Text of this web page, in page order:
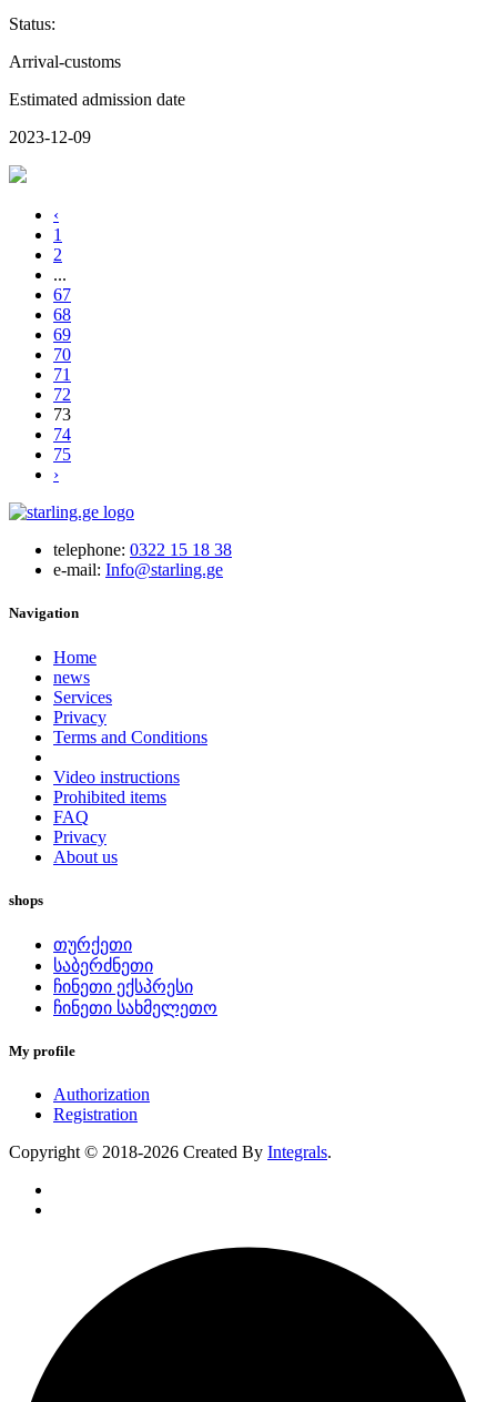
Status:
Arrival-customs
Estimated admission date
2023-12-09
‹
1
2
...
67
68
69
70
71
72
73
74
75
›
telephone: 0322 15 18 38
e-mail: Info@starling.ge
Navigation
Home
news
Services
Privacy
Terms and Conditions
Video instructions
Prohibited items
FAQ
Privacy
About us
shops
თურქეთი
საბერძნეთი
ჩინეთი ექსპრესი
ჩინეთი სახმელეთო
My profile
Authorization
Registration
Copyright © 2018-2026 Created By Integrals.